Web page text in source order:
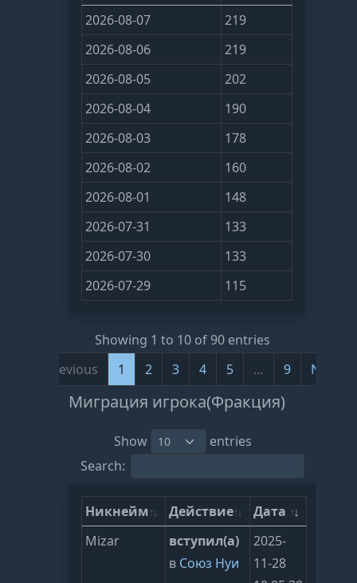
2026-08-07
219
2026-08-06
219
2026-08-05
202
2026-08-04
190
2026-08-03
178
2026-08-02
160
2026-08-01
148
2026-07-31
133
2026-07-30
133
2026-07-29
115
Showing 1 to 10 of 90 entries
Previous
1 2 3 4 5 … 9 Next
Миграция игрока(Фракция)
Show
entries
Search:
Никнейм Действие
Дата
Mizar
вступил(а)
в Союз Нуи
2025-
11-28